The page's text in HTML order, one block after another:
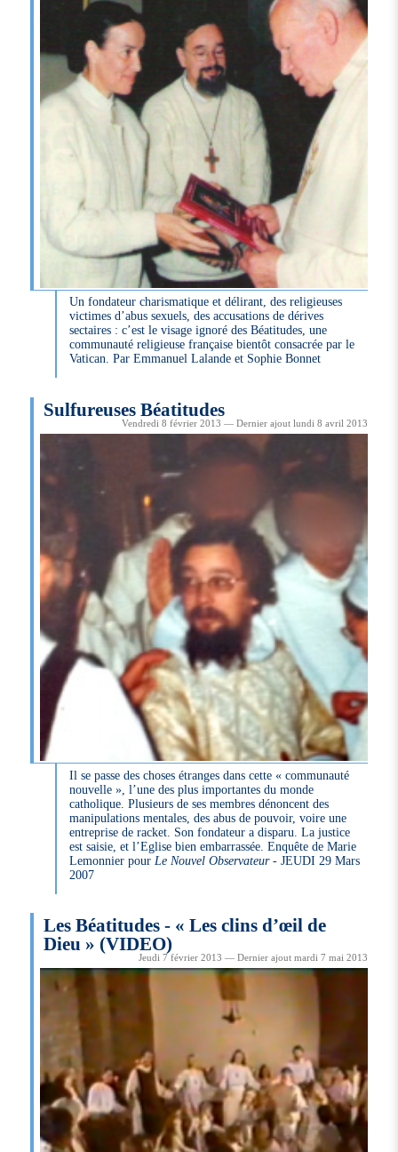
Un fondateur charismatique et délirant, des religieuses
victimes d’abus sexuels, des accusations de dérives
sectaires : c’est le visage ignoré des Béatitudes, une
communauté religieuse française bientôt consacrée par le
Vatican. Par Emmanuel Lalande et Sophie Bonnet
Sulfureuses Béatitudes
Vendredi 8 février 2013 — Dernier ajout lundi 8 avril 2013
Il se passe des choses étranges dans cette « communauté
nouvelle », l’une des plus importantes du monde
catholique. Plusieurs de ses membres dénoncent des
manipulations mentales, des abus de pouvoir, voire une
entreprise de racket. Son fondateur a disparu. La justice
est saisie, et l’Eglise bien embarrassée. Enquête de Marie
Lemonnier pour Le Nouvel Observateur- JEUDI 29 Mars
2007
Les Béatitudes - « Les clins d’œil de
Dieu » (VIDEO)
Jeudi 7 février 2013 — Dernier ajout mardi 7 mai 2013